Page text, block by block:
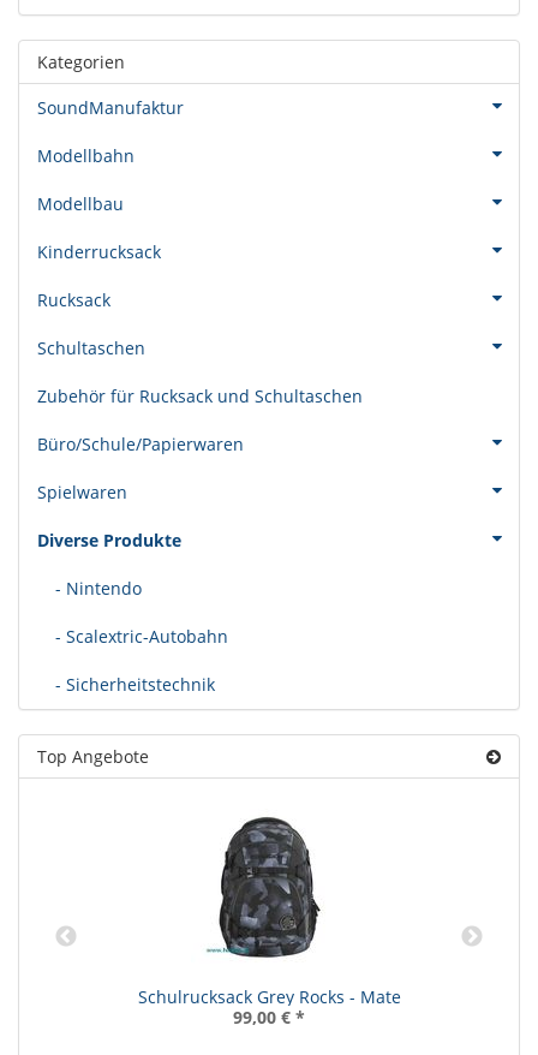
Kategorien
SoundManufaktur
Modellbahn
Modellbau
Kinderrucksack
Rucksack
Schultaschen
Zubehör für Rucksack und Schultaschen
Büro/Schule/Papierwaren
Spielwaren
Diverse Produkte
- Nintendo
- Scalextric-Autobahn
- Sicherheitstechnik
Top Angebote
Schulrucksack Grey Rocks - Mate
99,00 € *